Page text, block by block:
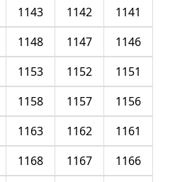
1141
1142
1143
1146
1147
1148
1151
1152
1153
1156
1157
1158
1161
1162
1163
1166
1167
1168